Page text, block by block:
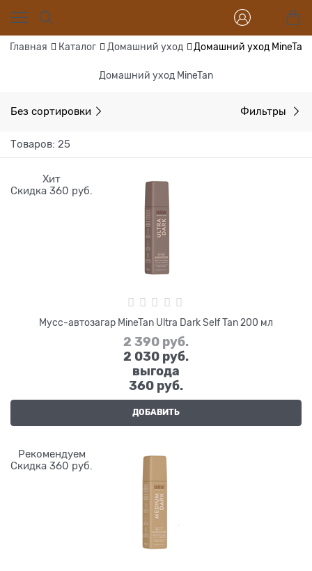
Главная Каталог Домашний уход Домашний уход MineTan
Домашний уход MineTan
Без сортировки Фильтры
Товаров: 25
Хит
Скидка 360 руб.
Мусс-автозагар MineTan Ultra Dark Self Tan 200 мл
2 390 руб.
2 030 руб.
выгода
360 руб.
ДОБАВИТЬ
Рекомендуем
Скидка 360 руб.